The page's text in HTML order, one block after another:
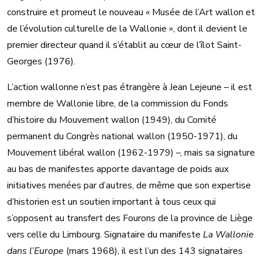
construire et promeut le nouveau « Musée de l’Art wallon et
de l’évolution culturelle de la Wallonie », dont il devient le
premier directeur quand il s’établit au cœur de l’îlot Saint-
Georges (1976).
L’action wallonne n’est pas étrangère à Jean Lejeune – il est
membre de Wallonie libre, de la commission du Fonds
d’histoire du Mouvement wallon (1949), du Comité
permanent du Congrès national wallon (1950-1971), du
Mouvement libéral wallon (1962-1979) –, mais sa signature
au bas de manifestes apporte davantage de poids aux
initiatives menées par d’autres, de même que son expertise
d’historien est un soutien important à tous ceux qui
s’opposent au transfert des Fourons de la province de Liège
vers celle du Limbourg. Signataire du manifeste La Wallonie
dans l’Europe (mars 1968), il est l’un des 143 signataires